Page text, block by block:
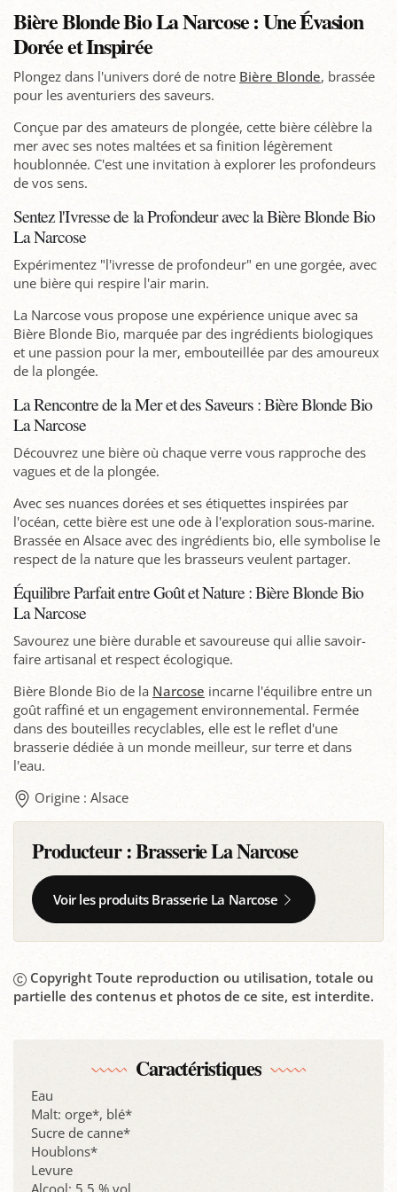
Bière Blonde Bio La Narcose : Une Évasion
Dorée et Inspirée
Plongez dans l'univers doré de notre Bière Blonde, brassée
pour les aventuriers des saveurs.
Conçue par des amateurs de plongée, cette bière célèbre la
mer avec ses notes maltées et sa finition légèrement
houblonnée. C'est une invitation à explorer les profondeurs
de vos sens.
Sentez l'Ivresse de la Profondeur avec la Bière Blonde Bio
La Narcose
Expérimentez "l'ivresse de profondeur" en une gorgée, avec
une bière qui respire l'air marin.
La Narcose vous propose une expérience unique avec sa
Bière Blonde Bio, marquée par des ingrédients biologiques
et une passion pour la mer, embouteillée par des amoureux
de la plongée.
La Rencontre de la Mer et des Saveurs : Bière Blonde Bio
La Narcose
Découvrez une bière où chaque verre vous rapproche des
vagues et de la plongée.
Avec ses nuances dorées et ses étiquettes inspirées par
l'océan, cette bière est une ode à l'exploration sous-marine.
Brassée en Alsace avec des ingrédients bio, elle symbolise le
respect de la nature que les brasseurs veulent partager.
Équilibre Parfait entre Goût et Nature : Bière Blonde Bio
La Narcose
Savourez une bière durable et savoureuse qui allie savoir-
faire artisanal et respect écologique.
Bière Blonde Bio de la Narcose incarne l'équilibre entre un
goût raffiné et un engagement environnemental. Fermée
dans des bouteilles recyclables, elle est le reflet d'une
brasserie dédiée à un monde meilleur, sur terre et dans
l'eau.
Origine : Alsace
Producteur :Brasserie La Narcose
Voir les produits Brasserie La Narcose
Copyright Toute reproduction ou utilisation, totale ou
partielle des contenus et photos de ce site, est interdite.
Caractéristiques
Eau
Malt: orge*, blé*
Sucre de canne*
Houblons*
Levure